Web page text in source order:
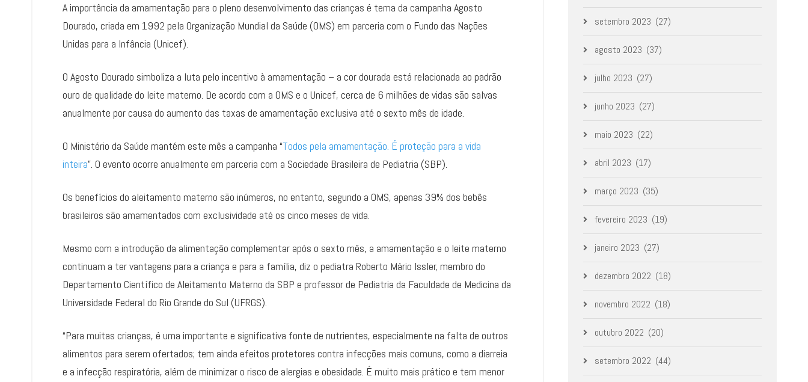
A importância da amamentação para o pleno desenvolvimento das crianças é tema da campanha Agosto
Dourado, criada em 1992 pela Organização Mundial da Saúde (OMS) em parceria com o Fundo das Nações
Unidas para a Infância (Unicef).
O Agosto Dourado simboliza a luta pelo incentivo à amamentação – a cor dourada está relacionada ao padrão
ouro de qualidade do leite materno. De acordo com a OMS e o Unicef, cerca de 6 milhões de vidas são salvas
anualmente por causa do aumento das taxas de amamentação exclusiva até o sexto mês de idade.
O Ministério da Saúde mantém este mês a campanha “Todos pela amamentação. É proteção para a vida
inteira”. O evento ocorre anualmente em parceria com a Sociedade Brasileira de Pediatria (SBP).
Os benefícios do aleitamento materno são inúmeros, no entanto, segundo a OMS, apenas 39% dos bebês
brasileiros são amamentados com exclusividade até os cinco meses de vida.
Mesmo com a introdução da alimentação complementar após o sexto mês, a amamentação e o leite materno
continuam a ter vantagens para a criança e para a família, diz o pediatra Roberto Mário Issler, membro do
Departamento Científico de Aleitamento Materno da SBP e professor de Pediatria da Faculdade de Medicina da
Universidade Federal do Rio Grande do Sul (UFRGS).
“Para muitas crianças, é uma importante e significativa fonte de nutrientes, especialmente na falta de outros
alimentos para serem ofertados; tem ainda efeitos protetores contra infecções mais comuns, como a diarreia
e a infecção respiratória, além de minimizar o risco de alergias e obesidade. É muito mais prático e tem menor
setembro 2023 (27)
agosto 2023 (37)
julho 2023 (27)
junho 2023 (27)
maio 2023 (22)
abril 2023 (17)
março 2023 (35)
fevereiro 2023 (19)
janeiro 2023 (27)
dezembro 2022 (18)
novembro 2022 (18)
outubro 2022 (20)
setembro 2022 (44)